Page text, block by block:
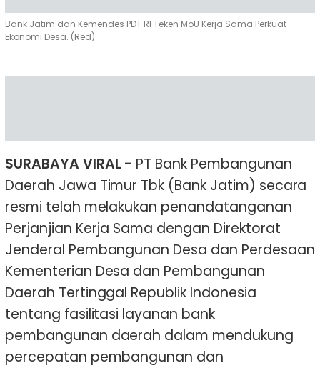
Bank Jatim dan Kemendes PDT RI Teken MoU Kerja Sama Perkuat
Ekonomi Desa. (Red)
SURABAYA VIRAL - PT Bank Pembangunan
Daerah Jawa Timur Tbk (Bank Jatim) secara
resmi telah melakukan penandatanganan
Perjanjian Kerja Sama dengan Direktorat
Jenderal Pembangunan Desa dan Perdesaan
Kementerian Desa dan Pembangunan
Daerah Tertinggal Republik Indonesia
tentang fasilitasi layanan bank
pembangunan daerah dalam mendukung
percepatan pembangunan dan